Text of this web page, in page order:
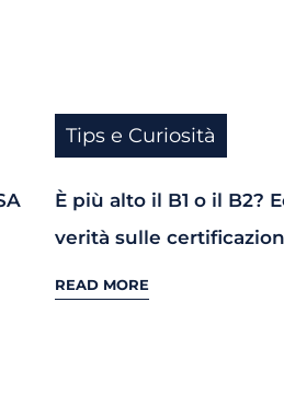
Tips e Curiosità
È più alto il B1 o il B2?
verità sulle
READ MORE